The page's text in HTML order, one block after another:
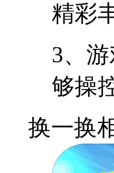
精彩
3、
够操
换一换